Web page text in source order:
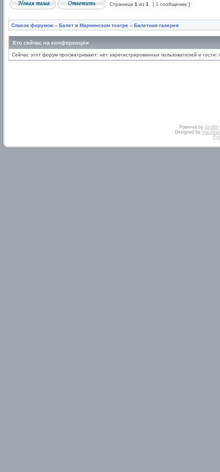
Страница 1 из 1 [ 1 сообщение ]
Список форумов » Балет в Мариинском театре » Балетная галерея
Кто сейчас на конференции
Сейчас этот форум просматривают: нет зарегистрированных пользователей и гости:
Powered by phpBB
Designed by